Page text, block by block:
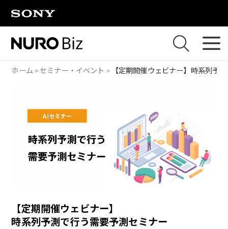
ホーム セミナー・イベント 【定期開催ウェビナー】 時系列予
【定期開催ウェビナー】
時系列予測で行う需要予測セミナー